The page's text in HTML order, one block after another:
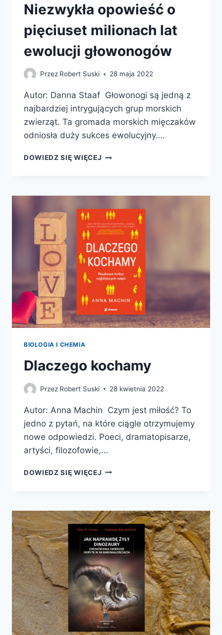
Niezwykła opowieść o
pięciuset milionach lat
ewolucji głowonogów
Przez Robert Suski 28 maja 2022
Autor: Danna Staaf Głowonogi są jedną z
najbardziej intrygujących grup morskich
zwierząt. Ta gromada morskich mięczaków
odniosła duży sukces ewolucyjny….
DOWIEDZ SIĘ WIĘCEJ MONARCHOWIE
O
PIĘCIUSET
MILIONACH
LAT
EWOLUCJI
GŁOWONOGÓW
BIOLOGIA I CHEMIA
Dlaczego kochamy
Przez Robert Suski 28 kwietnia 2022
Autor: Anna Machin Czym jest miłość? To
jedno z pytań, na które ciągle otrzymujemy
nowe odpowiedzi. Poeci, dramatopisarze,
artyści, filozofowie,…
DOWIEDZ SIĘ WIĘCEJ DLACZEGO